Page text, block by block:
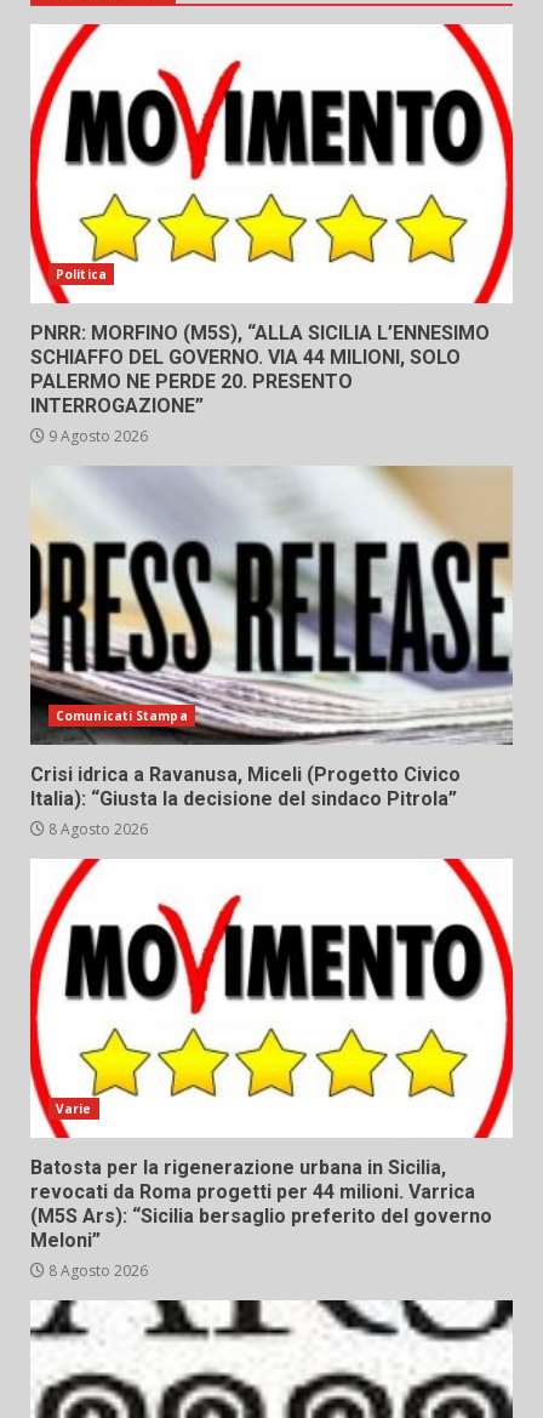
Politica
PNRR: MORFINO (M5S), “ALLA SICILIA L’ENNESIMO
SCHIAFFO DEL GOVERNO. VIA 44 MILIONI, SOLO
PALERMO NE PERDE 20. PRESENTO
INTERROGAZIONE”
9 Agosto 2026
Comunicati Stampa
Crisi idrica a Ravanusa, Miceli (Progetto Civico
Italia): “Giusta la decisione del sindaco Pitrola”
8 Agosto 2026
Varie
Batosta per la rigenerazione urbana in Sicilia,
revocati da Roma progetti per 44 milioni. Varrica
(M5S Ars): “Sicilia bersaglio preferito del governo
Meloni”
8 Agosto 2026